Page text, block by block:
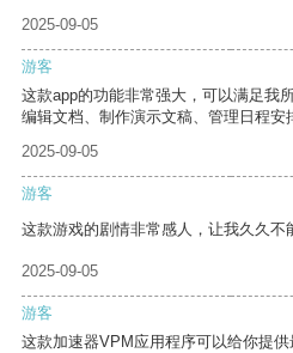
2025-09-05
游客
这款app的功能非常强大，可以满足我
编辑文档、制作演示文稿、管理日程安
2025-09-05
游客
这款游戏的剧情非常感人，让我久久不
2025-09-05
游客
这款加速器VPM应用程序可以给你提